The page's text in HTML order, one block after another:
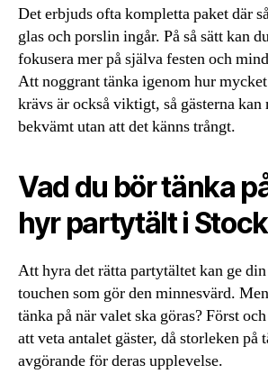
Det erbjuds ofta kompletta paket där
glas och porslin ingår. På så sätt kan
fokusera mer på själva festen och
Att noggrant tänka igenom hur
krävs är också viktigt, så gästerna kan
bekvämt utan att det känns trångt.
Vad du bör tänka
hyr partytält i
Att hyra det rätta partytältet kan ge
touchen som gör den minnesvärd.
tänka på när valet ska göras? Först
att veta antalet gäster, då storleken på
avgörande för deras upplevelse.